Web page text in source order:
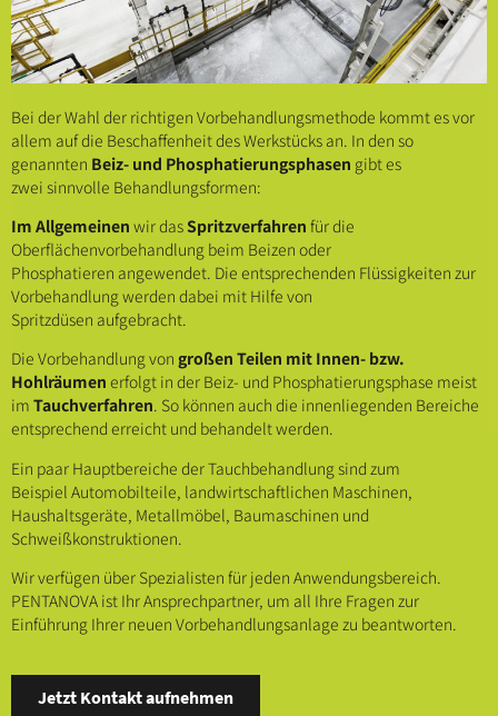
Bei der Wahl der richtigen Vorbehandlungsmethode kommt es vor
allem auf die Beschaffenheit des Werkstücks an. In den so
genannten Beiz- und Phosphatierungsphasen gibt es
zwei sinnvolle Behandlungsformen:
Im Allgemeinen wir dasSpritzverfahren für die
Oberflächenvorbehandlung beim Beizen oder
Phosphatieren angewendet. Die entsprechenden Flüssigkeiten zur
Vorbehandlung werden dabei mit Hilfe von
Spritzdüsen aufgebracht.
Die Vorbehandlung von großen Teilen mit Innen- bzw.
Hohlräumen erfolgt in der Beiz- und Phosphatierungsphase meist
im Tauchverfahren. So können auch die innenliegenden Bereiche
entsprechend erreicht und behandelt werden.
Ein paar Hauptbereiche der Tauchbehandlung sind zum
Beispiel Automobilteile, landwirtschaftlichen Maschinen,
Haushaltsgeräte, Metallmöbel, Baumaschinen und
Schweißkonstruktionen.
Wir verfügen über Spezialisten für jeden Anwendungsbereich.
PENTANOVA ist Ihr Ansprechpartner, um all Ihre Fragen zur
Einführung Ihrer neuen Vorbehandlungsanlage zu beantworten.
Jetzt Kontakt aufnehmen